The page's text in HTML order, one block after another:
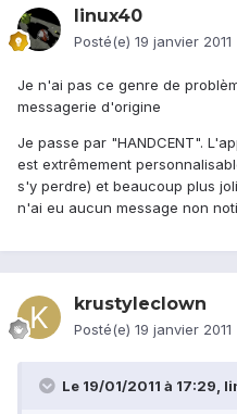
linux40
Posté(e) 19 janvier 2011
Je n'ai pas ce genre de
messagerie d'origine
Je passe par "HANDCENT".
est extrêmement
s'y perdre) et beaucoup plus
n'ai eu aucun message non
krustyleclown
Posté(e) 19 janvier 2011
Le 19/01/2011 à 17:29,